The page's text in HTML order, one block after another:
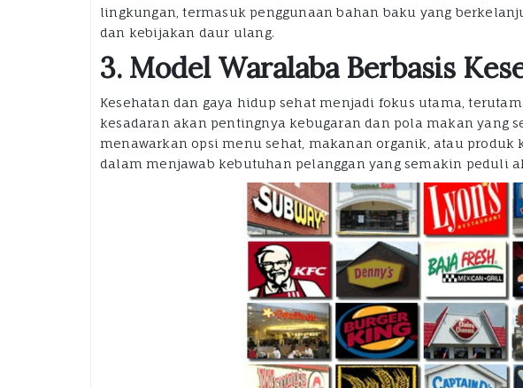
lingkungan, termasuk penggunaan bahan baku yang
dan kebijakan daur ulang.
3. Model Waralaba Berbasis
Kesehatan dan gaya hidup sehat menjadi fokus utama,
kesadaran akan pentingnya kebugaran dan pola makan yang
menawarkan opsi menu sehat, makanan organik, atau produk
dalam menjawab kebutuhan pelanggan yang semakin peduli